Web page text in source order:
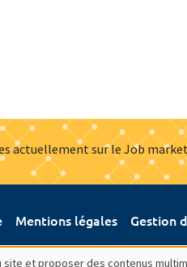
actuellement sur le Job
Mentions légales Gestion
et proposer des contenus